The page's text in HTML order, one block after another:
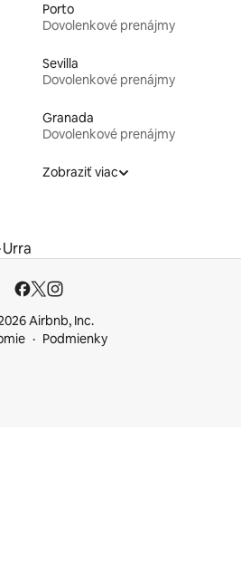
Porto
Dovolenkové prenájmy
Sevilla
Dovolenkové prenájmy
Granada
Dovolenkové prenájmy
Zobraziť viac
Urra
Airbnb, Inc.
Podmienky